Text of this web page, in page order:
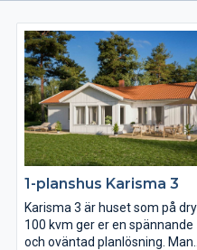
1-planshus Karisma 3
Karisma 3 är huset som på
100 kvm ger er en spännande
och oväntad planlösning. Man